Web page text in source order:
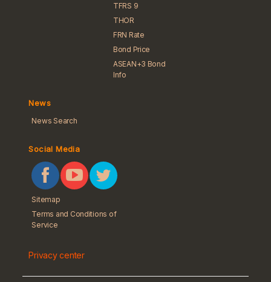
TFRS 9
THOR
FRN Rate
Bond Price
ASEAN+3 Bond
Info
News
News Search
Social Media
Sitemap
Terms and Conditions of
Service
Privacy center